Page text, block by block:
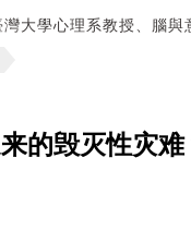
大學心理系教授、腦與
的毁灭性灾